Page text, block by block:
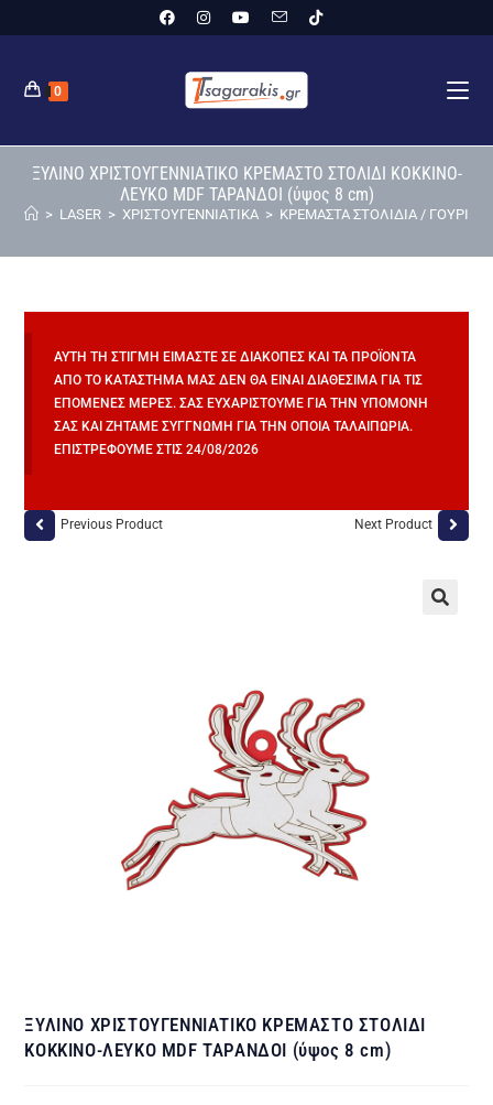
0
ΞΥΛΙΝΟ ΧΡΙΣΤΟΥΓΕΝΝΙΑΤΙΚΟ ΚΡΕΜΑΣΤΟ ΣΤΟΛΙΔΙ ΚΟΚΚΙΝΟ-
ΛΕΥΚΟ MDF ΤΑΡΑΝΔΟΙ (ύψος 8 cm)
> LASER > ΧΡΙΣΤΟΥΓΕΝΝΙΑΤΙΚΑ > ΚΡΕΜΑΣΤΑ ΣΤΟΛΙΔΙΑ / ΓΟΥΡΙΑ
ΑΥΤΉ ΤΗ ΣΤΙΓΜΉ ΕΊΜΑΣΤΕ ΣΕ ΔΙΑΚΟΠΈΣ ΚΑΙ ΤΑ ΠΡΟΪΌΝΤΑ
ΑΠΌ ΤΟ ΚΑΤΆΣΤΗΜΆ ΜΑΣ ΔΕΝ ΘΑ ΕΊΝΑΙ ΔΙΑΘΈΣΙΜΑ ΓΙΑ ΤΙΣ
ΕΠΌΜΕΝΕΣ ΜΈΡΕΣ. ΣΑΣ ΕΥΧΑΡΙΣΤΟΎΜΕ ΓΙΑ ΤΗΝ ΥΠΟΜΟΝΉ
ΣΑΣ ΚΑΙ ΖΗΤΆΜΕ ΣΥΓΓΝΏΜΗ ΓΙΑ ΤΗΝ ΌΠΟΙΑ ΤΑΛΑΙΠΩΡΊΑ.
ΕΠΙΣΤΡΈΦΟΥΜΕ ΣΤΙΣ 24/08/2026
Previous Product Next Product
ΞΥΛΙΝΟ ΧΡΙΣΤΟΥΓΕΝΝΙΑΤΙΚΟ ΚΡΕΜΑΣΤΟ ΣΤΟΛΙΔΙ
ΚΟΚΚΙΝΟ-ΛΕΥΚΟ MDF ΤΑΡΑΝΔΟΙ (ύψος 8 cm)